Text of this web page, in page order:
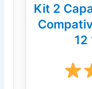
Kit 2
12